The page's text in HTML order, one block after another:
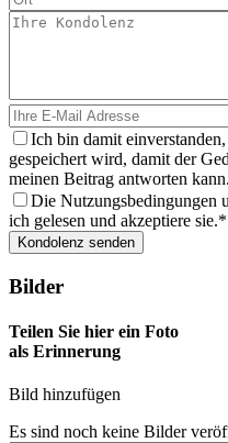
Ich bin damit
gespeichert wird, damit der
meinen Beitrag antworten kann.
Die Nutzungsbedingungen
ich gelesen und akzeptiere sie.
Bilder
Teilen Sie hier ein Foto
als Erinnerung
Bild hinzufügen
Es sind noch keine Bilder